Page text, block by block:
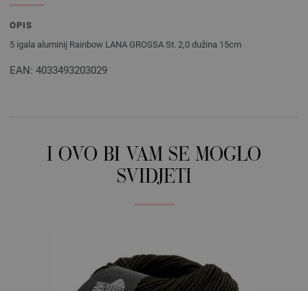
OPIS
5 igala aluminij Rainbow LANA GROSSA St. 2,0 dužina 15cm
EAN: 4033493203029
I OVO BI VAM SE MOGLO
SVIDJETI